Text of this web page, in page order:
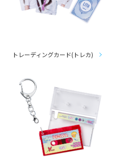
トレーディングカード(トレカ)